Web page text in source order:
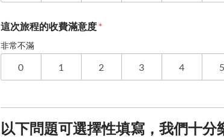
這次旅程的收費滿意度 *
非常不滿
0 1 2 3 4 5
以下問題可選擇性填寫，我們十分